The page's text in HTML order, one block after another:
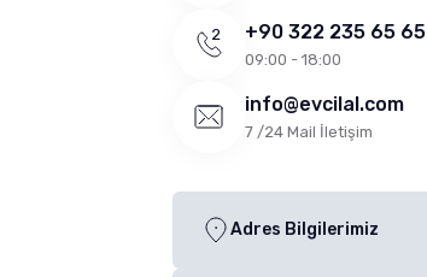
+90 322 235 65 65
09:00 - 18:00
info@evcilal.com
7 /24 Mail İletişim
Adres Bilgilerimiz